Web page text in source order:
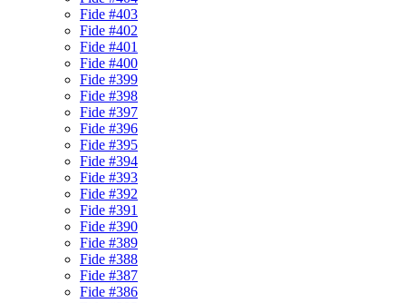
Fide #403
Fide #402
Fide #401
Fide #400
Fide #399
Fide #398
Fide #397
Fide #396
Fide #395
Fide #394
Fide #393
Fide #392
Fide #391
Fide #390
Fide #389
Fide #388
Fide #387
Fide #386